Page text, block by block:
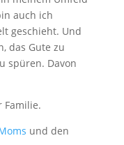
auch ich
geschieht. Und
das Gute zu
spüren. Davon
Familie.
und den